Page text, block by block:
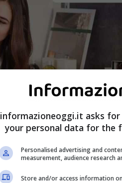
informazioneoggi.it asks
your personal data for the
Personalised advertising and
measurement, audience research
Store and/or access information